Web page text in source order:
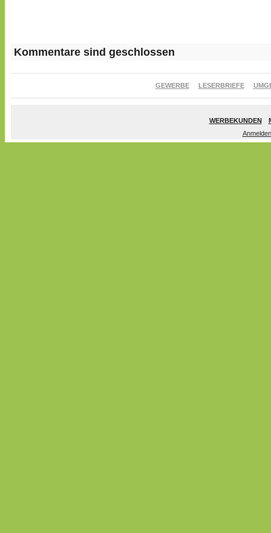
Kommentare sind geschlossen
GEWERBE LESERBRIEFE
WERBEKUNDEN
Anmelden